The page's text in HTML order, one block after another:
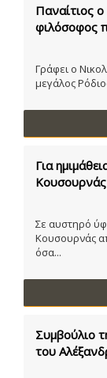
Παναίτιος
φιλόσοφος
Γράφει ο
μεγάλος
Για
Κουσουρνάς
Σε αυστηρό
Κουσουρνάς
όσα...
Συμβούλιο
του